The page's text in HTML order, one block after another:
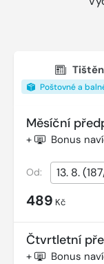
Poštovné a
Měsíční
+ Bonus
Od:
489 Kč
Čtvrtletní
+ Bonus